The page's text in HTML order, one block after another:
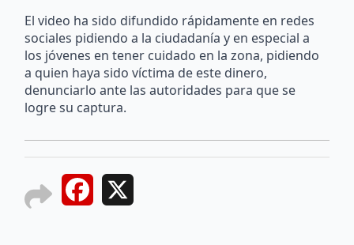
El video ha sido difundido rápidamente en redes
sociales pidiendo a la ciudadanía y en especial a
los jóvenes en tener cuidado en la zona, pidiendo
a quien haya sido víctima de este dinero,
denunciarlo ante las autoridades para que se
logre su captura.
Facebook